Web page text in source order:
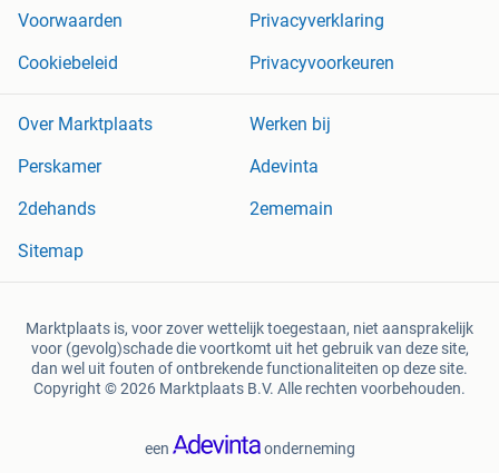
Voorwaarden
Privacyverklaring
Cookiebeleid
Privacyvoorkeuren
Over Marktplaats
Werken bij
Perskamer
Adevinta
2dehands
2ememain
Sitemap
Marktplaats is, voor zover wettelijk toegestaan, niet aansprakelijk
voor (gevolg)schade die voortkomt uit het gebruik van deze site,
dan wel uit fouten of ontbrekende functionaliteiten op deze site.
Copyright © 2026 Marktplaats B.V. Alle rechten voorbehouden.
een onderneming